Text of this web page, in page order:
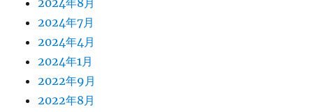
2024年8月
2024年7月
2024年4月
2024年1月
2022年9月
2022年8月